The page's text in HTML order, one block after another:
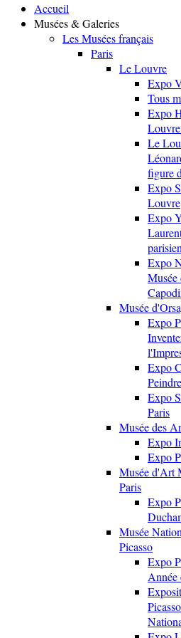
Accueil
Musées & Galeries
Les Musées français
Paris
Le Louvre
Expo
Tous
Expo
Le
figure
Expo
Louvre
Expo
Expo
Musée
Musée
Expo
Expo
Expo
Paris
Musée des
Expo
Expo
Musée d'Art
Paris
Expo
Musée
Picasso
Expo
Année